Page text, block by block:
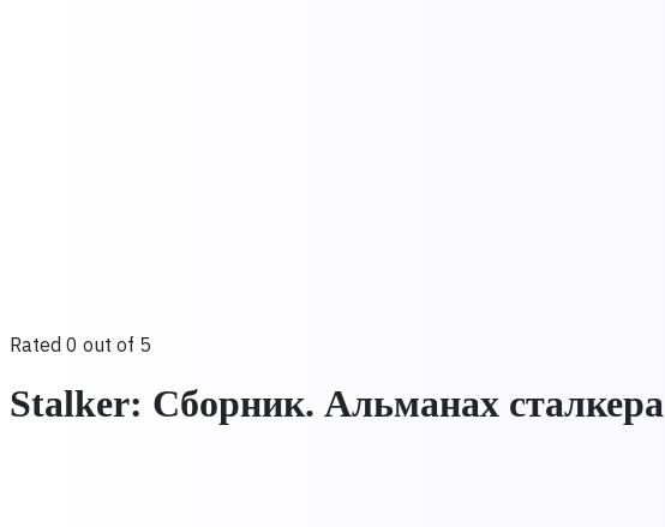
Rated 0 out of 5
Stalker: Сборник. Альманах сталкера